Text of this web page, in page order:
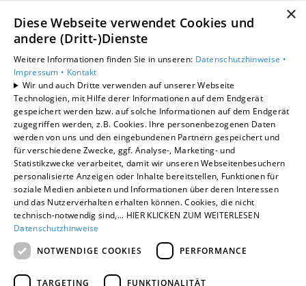
Privatkunden
Gewerbekunden
Karriere
Unternehmen
Kontakt
×
Diese Webseite verwendet Cookies und
andere (Dritt-)Dienste
Weitere Informationen finden Sie in unseren: Datenschutzhinweise •
Impressum • Kontakt
Wir und auch Dritte verwenden auf unserer Webseite
Technologien, mit Hilfe derer Informationen auf dem Endgerät
gespeichert werden bzw. auf solche Informationen auf dem Endgerät
zugegriffen werden, z.B. Cookies. Ihre personenbezogenen Daten
werden von uns und den eingebundenen Partnern gespeichert und
für verschiedene Zwecke, ggf. Analyse-, Marketing- und
Statistikzwecke verarbeitet, damit wir unseren Webseitenbesuchern
personalisierte Anzeigen oder Inhalte bereitstellen, Funktionen für
soziale Medien anbieten und Informationen über deren Interessen
und das Nutzerverhalten erhalten können. Cookies, die nicht
technisch-notwendig sind,... HIER KLICKEN ZUM WEITERLESEN
Datenschutzhinweise
NOTWENDIGE COOKIES
PERFORMANCE
TARGETING FUNKTIONALITÄT